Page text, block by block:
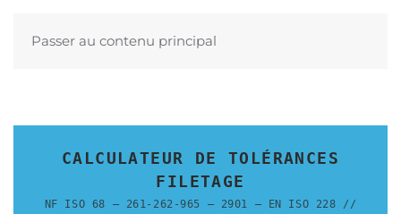
Passer au contenu principal